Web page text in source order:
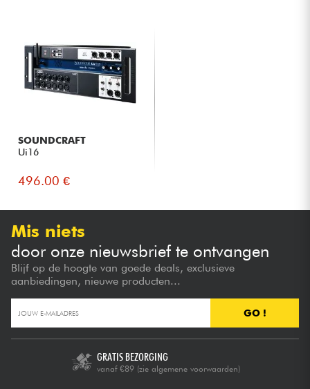
SOUNDCRAFT
Ui16
496.00 €
Mis niets
door onze nieuwsbrief te ontvangen
Blijf op de hoogte van goede deals, exclusieve
aanbiedingen, nieuwe producten...
GO !
GRATIS BEZORGING
vanaf €89 (zie algemene voorwaarden)